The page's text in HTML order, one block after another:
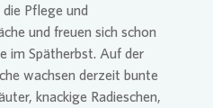
Pflege und
und freuen sich schon
im Spätherbst. Auf der
wachsen derzeit bunte
knackige Radieschen,